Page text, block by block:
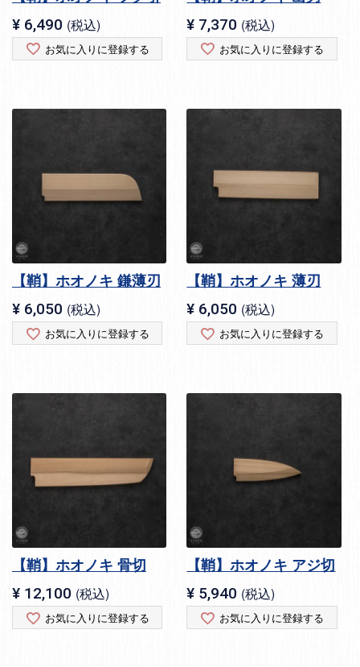
¥ 6,490 税込
お気に入りに登録する
¥ 7,370 税込
お気に入りに登録する
【鞘】ホオノキ 鎌薄刃
¥ 6,050 税込
お気に入りに登録する
【鞘】ホオノキ 薄刃
¥ 6,050 税込
お気に入りに登録する
【鞘】ホオノキ 骨切
¥ 12,100 税込
お気に入りに登録する
【鞘】ホオノキ アジ切
¥ 5,940 税込
お気に入りに登録する